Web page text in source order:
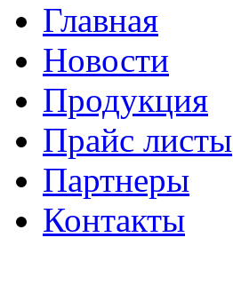
Главная
Новости
Продукция
Прайс листы
Партнеры
Контакты